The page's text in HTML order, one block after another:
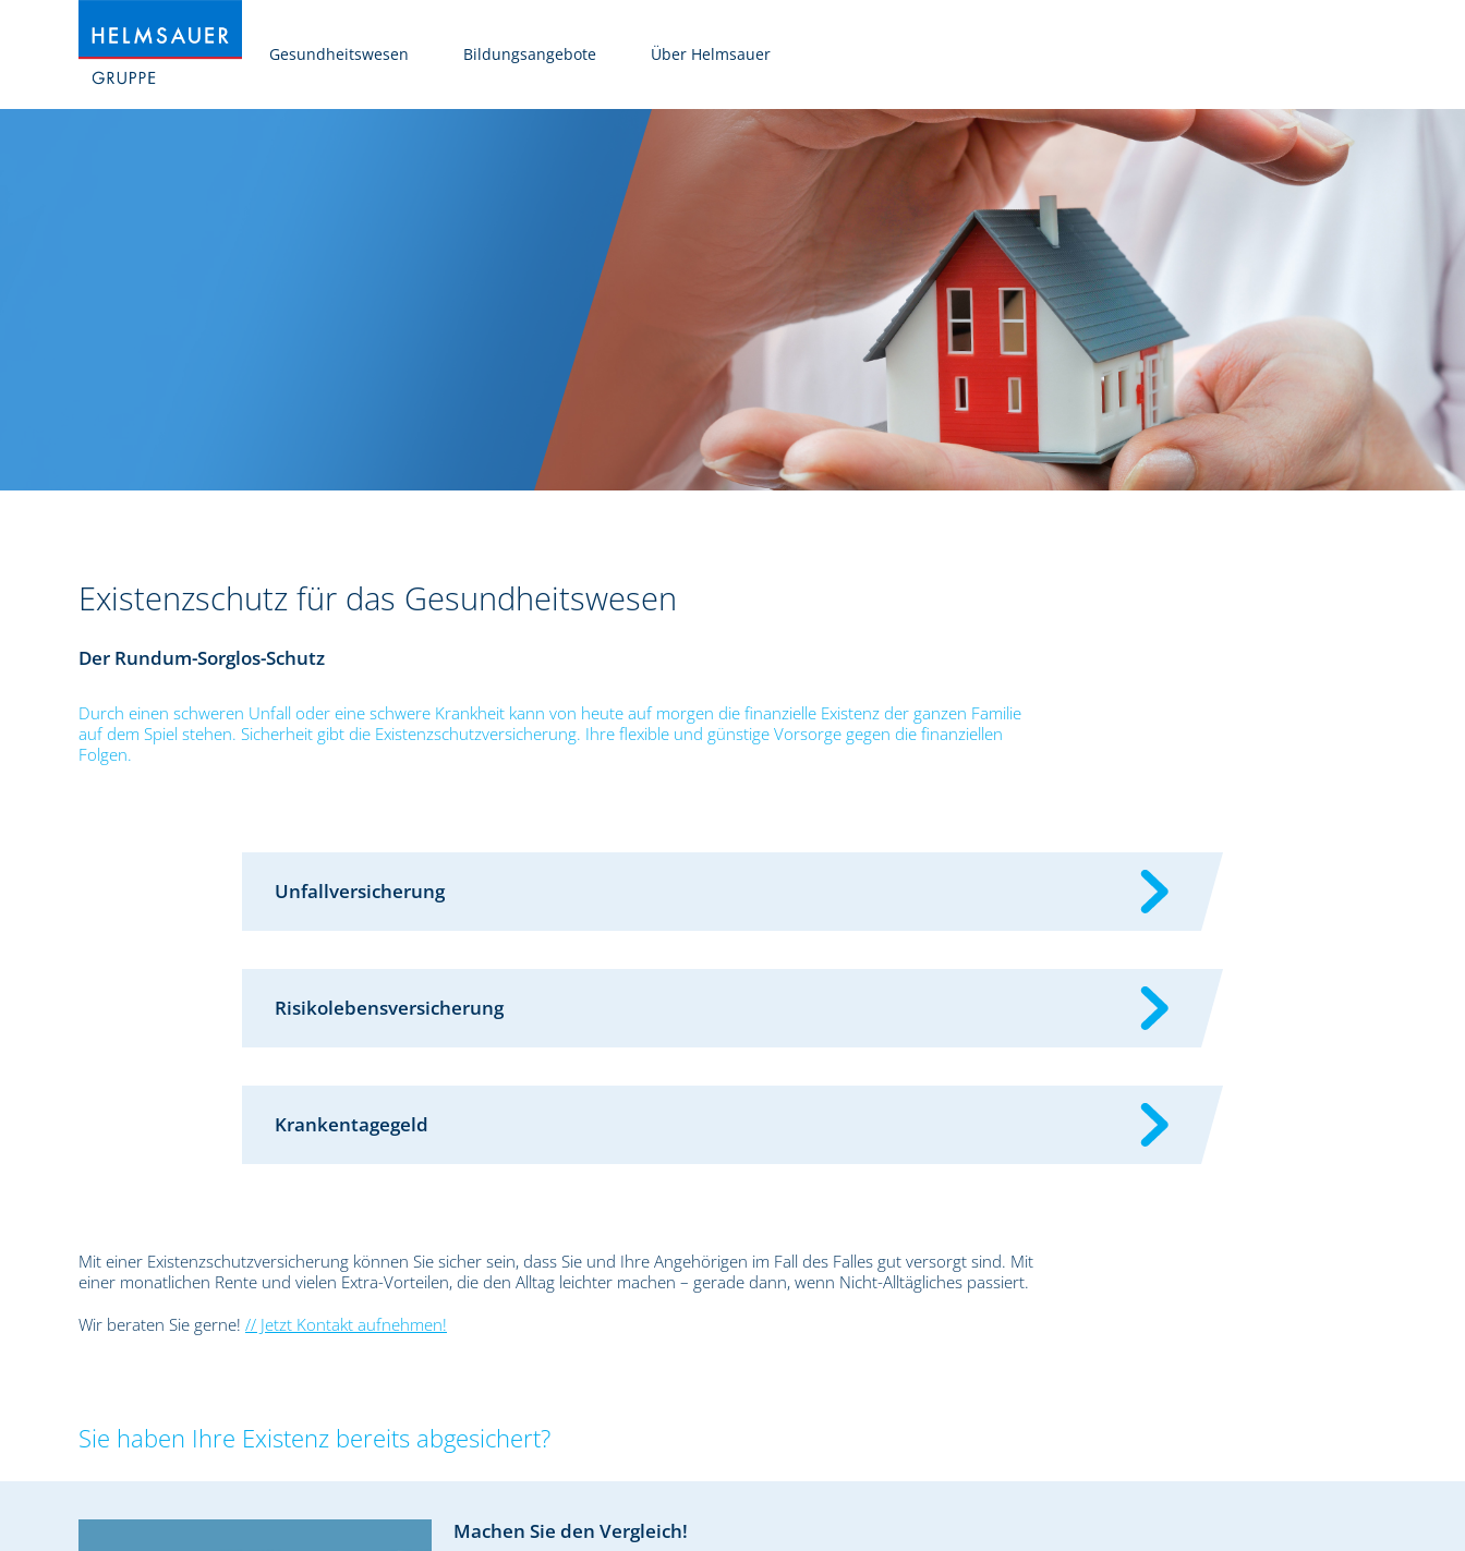
Gesundheitswesen Bildungsangebote Über Helmsauer
Existenzschutz für das Gesundheitswesen
Der Rundum-Sorglos-Schutz
Durch einen schweren Unfall oder eine schwere Krankheit kann von heute auf morgen die finanzielle Existenz der ganzen Familie
auf dem Spiel stehen. Sicherheit gibt die Existenzschutzversicherung. Ihre flexible und günstige Vorsorge gegen die finanziellen
Folgen.
Unfallversicherung
Risikolebensversicherung
Krankentagegeld
Mit einer Existenzschutzversicherung können Sie sicher sein, dass Sie und Ihre Angehörigen im Fall des Falles gut versorgt sind. Mit
einer monatlichen Rente und vielen Extra-Vorteilen, die den Alltag leichter machen – gerade dann, wenn Nicht-Alltägliches passiert.
Wir beraten Sie gerne! // Jetzt Kontakt aufnehmen!
Sie haben Ihre Existenz bereits abgesichert?
Machen Sie den Vergleich!